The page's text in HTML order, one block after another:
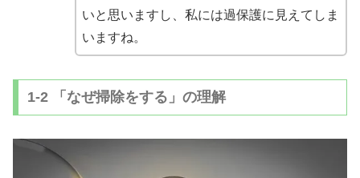
いと思いますし、 私には過保護に見えてしま
いますね。
1-2 「なぜ掃除をする」の理解